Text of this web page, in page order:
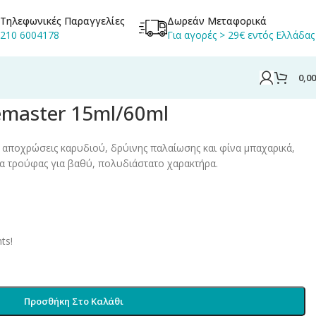
Τηλεφωνικές Παραγγελίες
210 6004178
Δωρεάν Μεταφορικά
Για αγορές > 29€ εντός
15ml/60ml
καρυδιού, δρύινης παλαίωσης και φίνα μπαχαρικά,
τρούφας για βαθύ, πολυδιάστατο χαρακτήρα.
Προσθήκη Στο Καλάθι